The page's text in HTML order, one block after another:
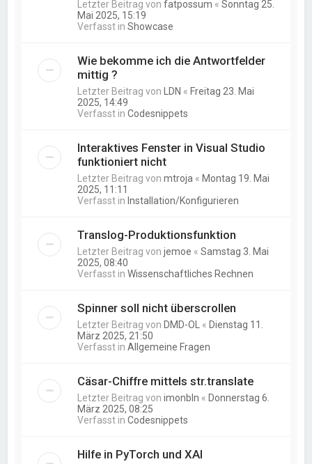
Letzter Beitrag vonfatpossum «Sonntag 25.
Mai 2025, 15:19
Verfasst inShowcase
Wie bekomme ich die Antwortfelder
mittig ?
Letzter Beitrag von LDN « Freitag 23. Mai
2025, 14:49
Verfasst inCodesnippets
Interaktives Fenster in Visual Studio
funktioniert nicht
Letzter Beitrag vonmtroja « Montag 19. Mai
2025, 11:11
Verfasst in Installation/Konfigurieren
Translog-Produktionsfunktion
Letzter Beitrag vonjemoe «Samstag 3. Mai
2025, 08:40
Verfasst inWissenschaftliches Rechnen
Spinner soll nicht überscrollen
Letzter Beitrag von DMD-OL « Dienstag 11.
März 2025, 21:50
Verfasst inAllgemeine Fragen
Cäsar-Chiffre mittels str.translate
Letzter Beitrag vonimonbln « Donnerstag 6.
März 2025, 08:25
Verfasst inCodesnippets
Hilfe in PyTorch und XAI